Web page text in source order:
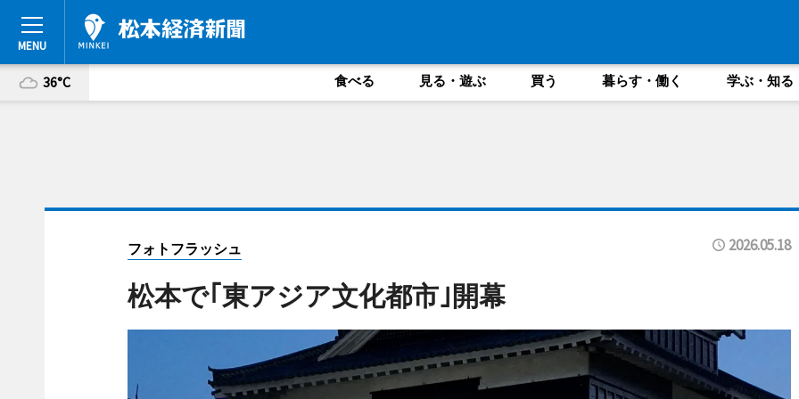
36°C 食べる 見る・遊ぶ 買う 暮らす・働く 学ぶ・知る
フォトフラッシュ 2026.05.18
松本で｢東アジア文化都市｣開幕